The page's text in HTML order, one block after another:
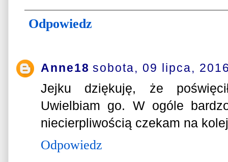
Odpowiedz
Anne18 sobota, 09 lipca,
Jejku dziękuję, że
Uwielbiam go. W ogóle
niecierpliwością czekam na
Odpowiedz